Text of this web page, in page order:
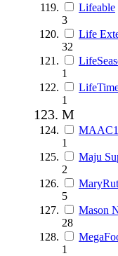
Lifeable
3
Life
32
1
1
M
1
Maju
2
5
Mason
28
1